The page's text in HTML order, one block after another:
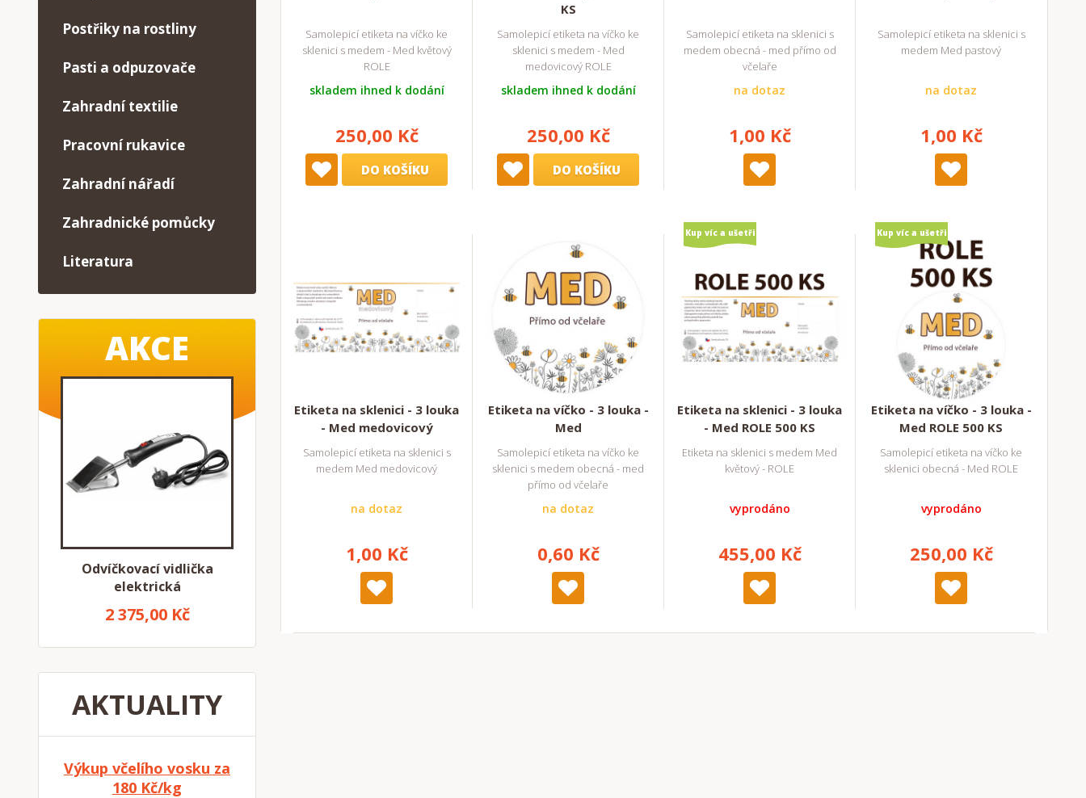
Samolepicí etiketa na víčko ke
sklenici s medem - Med květový
ROLE
skladem ihned k dodání
250,00 Kč
DO KOŠÍKU
KS
Samolepicí etiketa na víčko ke
sklenici s medem - Med
medovicový ROLE
skladem ihned k dodání
250,00 Kč
DO KOŠÍKU
Samolepicí etiketa na sklenici s
medem obecná - med přímo od
včelaře
na dotaz
1,00 Kč
Samolepicí etiketa na sklenici s
medem Med pastový
na dotaz
1,00 Kč
Etiketa na sklenici - 3 louka
- Med medovicový
Samolepicí etiketa na sklenici s
medem Med medovicový
na dotaz
1,00 Kč
Etiketa na víčko - 3 louka -
Med
Samolepicí etiketa na víčko ke
sklenici s medem obecná - med
přímo od včelaře
na dotaz
0,60 Kč
Kup víc a ušetři
Etiketa na sklenici - 3 louka
- Med ROLE 500 KS
Etiketa na sklenici s medem Med
květový - ROLE
vyprodáno
455,00 Kč
Kup víc a ušetři
Etiketa na víčko - 3 louka -
Med ROLE 500 KS
Samolepicí etiketa na víčko ke
sklenici obecná - Med ROLE
vyprodáno
250,00 Kč
Postřiky na rostliny
Pasti a odpuzovače
Zahradní textilie
Pracovní rukavice
Zahradní nářadí
Zahradnické pomůcky
Literatura
AKCE
Odvíčkovací vidlička
elektrická
2 375,00 Kč
AKTUALITY
Výkup včelího vosku za
180 Kč/kg